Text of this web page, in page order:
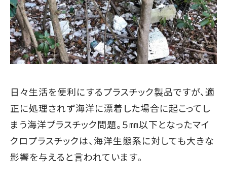
日々生活を便利にするプラスチック製品ですが、適
正に処理されず海洋に漂着した場合に起こってし
まう海洋プラスチック問題。５㎜以下となったマイ
クロプラスチックは、海洋生態系に対しても大きな
影響を与えると言われています。